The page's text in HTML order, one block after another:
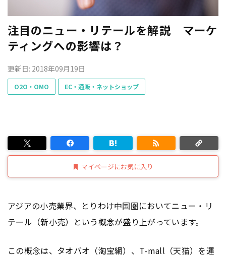
注目のニュー・リテールを解説 マーケ
ティングへの影響は？
更新日: 2018年09月19日
O2O・OMO EC・通販・ネットショップ
マイページにお気に入り
アジアの小売業界、とりわけ中国圏においてニュー・リ
テール（新小売）という概念が盛り上がっています。
この概念は、タオバオ（淘宝網）、T-mall（天猫）を運